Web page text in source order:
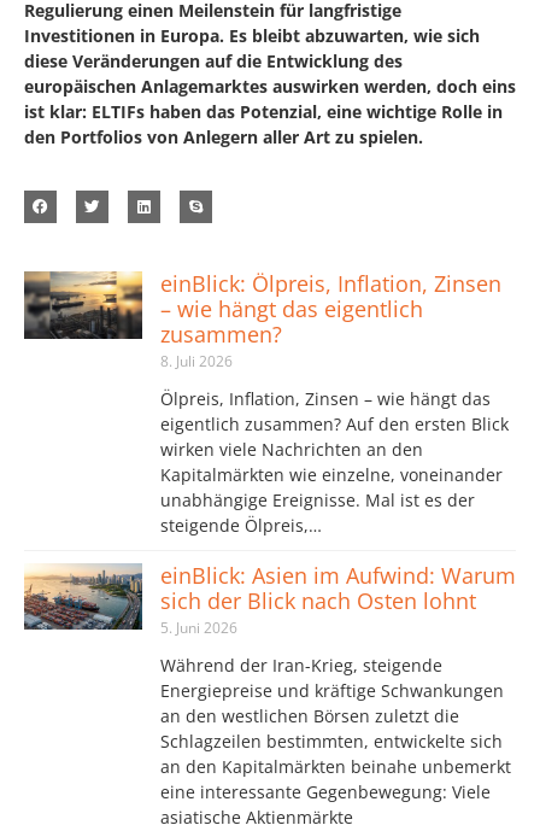
Regulierung einen Meilenstein für langfristige
Investitionen in Europa. Es bleibt abzuwarten, wie sich
diese Veränderungen auf die Entwicklung des
europäischen Anlagemarktes auswirken werden, doch eins
ist klar: ELTIFs haben das Potenzial, eine wichtige Rolle in
den Portfolios von Anlegern aller Art zu spielen.
einBlick: Ölpreis, Inflation, Zinsen
– wie hängt das eigentlich
zusammen?
8. Juli 2026
Ölpreis, Inflation, Zinsen – wie hängt das
eigentlich zusammen? Auf den ersten Blick
wirken viele Nachrichten an den
Kapitalmärkten wie einzelne, voneinander
unabhängige Ereignisse. Mal ist es der
steigende Ölpreis,…
einBlick: Asien im Aufwind: Warum
sich der Blick nach Osten lohnt
5. Juni 2026
Während der Iran-Krieg, steigende
Energiepreise und kräftige Schwankungen
an den westlichen Börsen zuletzt die
Schlagzeilen bestimmten, entwickelte sich
an den Kapitalmärkten beinahe unbemerkt
eine interessante Gegenbewegung: Viele
asiatische Aktienmärkte